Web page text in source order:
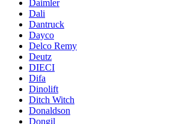
Daimler
Dali
Dantruck
Dayco
Delco Remy
Deutz
DIECI
Difa
Dinolift
Ditch Witch
Donaldson
Dongil